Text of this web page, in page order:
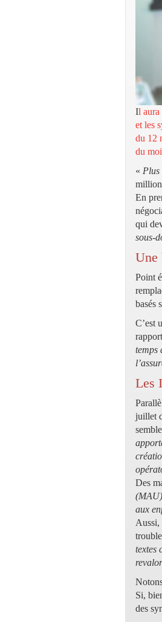
Il aura
et les
du 12
du
«
En
qui
sous-
Une
Point
basés
C’est
temps
Les
juillet
Des
aux
Aussi,
textes
Si,
des